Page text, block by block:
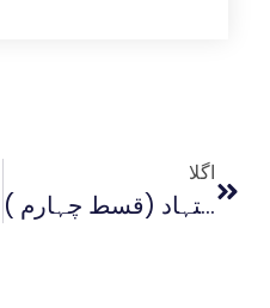
اگلا
ایمان بالغیب صرف عقل سے حاصل ہوتا ہے، غامدی صاحب کا نیا اجتہاد (قسط چہارم )